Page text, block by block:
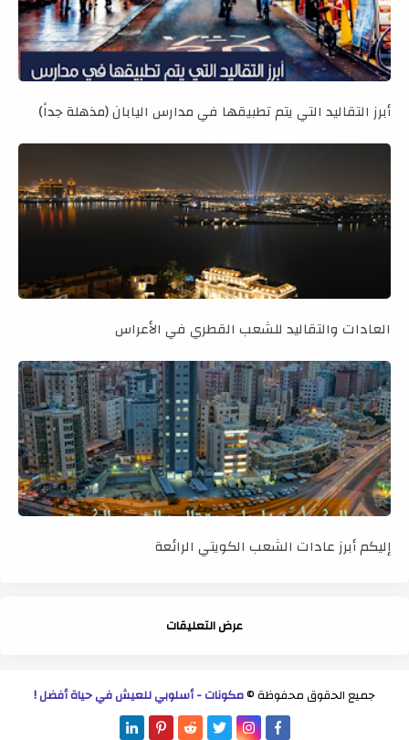
أبرز التقاليد التي يتم تطبيقها في مدارس اليابان (مذهلة جداً)
العادات والتقاليد للشعب القطري في الأعراس
إليكم أبرز عادات الشعب الكويتي الرائعة
عرض التعليقات
جميع الحقوق محفوظة ©مكونات - أسلوبي للعيش في حياة أفضل !